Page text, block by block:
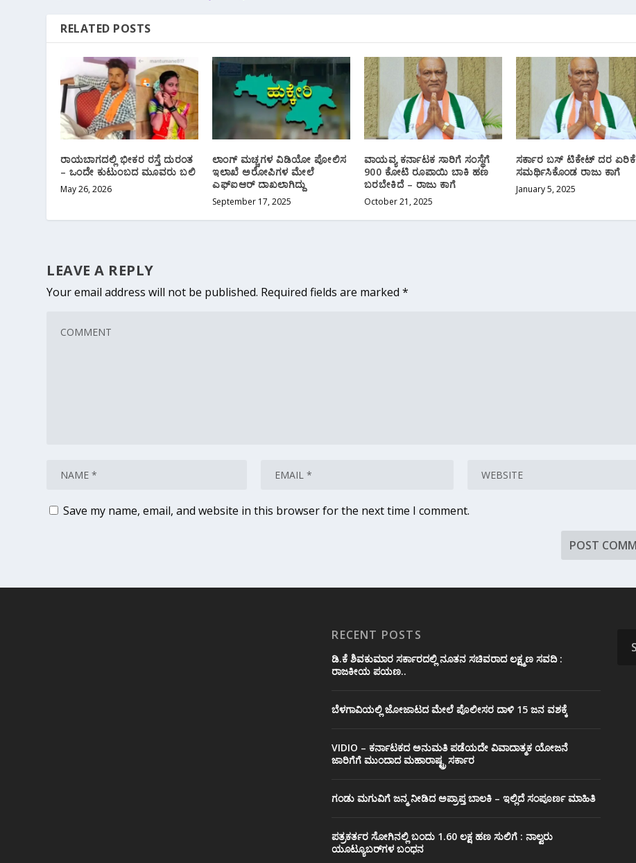
RELATED POSTS
ರಾಯಬಾಗದಲ್ಲಿ ಭೀಕರ ರಸ್ತೆ ದುರಂತ
– ಒಂದೇ ಕುಟುಂಬದ ಮೂವರು ಬಲಿ
May 26, 2026
ಲಾಂಗ್ ಮಚ್ಚಗಳ ವಿಡಿಯೋ ಪೋಲಿಸ
ಇಲಾಖೆ ಅರೋಪಿಗಳ ಮೇಲೆ
ಎಫ್‌ಐಆರ್ ದಾಖಲಾಗಿದ್ದು
September 17, 2025
ವಾಯವ್ಯ ಕರ್ನಾಟಕ ಸಾರಿಗೆ ಸಂಸ್ಥೆಗೆ
900 ಕೋಟಿ ರೂಪಾಯಿ ಬಾಕಿ ಹಣ
ಬರಬೇಕಿದೆ – ರಾಜು ಕಾಗೆ
October 21, 2025
ಸರ್ಕಾರ ಬಸ್ ಟಿಕೇಟ್ ದರ ಏರಿಕೆ
ಸಮರ್ಥಿಸಿಕೊಂಡ ರಾಜು ಕಾಗೆ
January 5, 2025
LEAVE A REPLY
Your email address will not be published. Required fields are marked*
Save my name, email, and website in this browser for the next time I comment.
RECENT POSTS
ಡಿ.ಕೆ ಶಿವಕುಮಾರ ಸರ್ಕಾರದಲ್ಲಿ ನೂತನ ಸಚಿವರಾದ ಲಕ್ಷ್ಮಣ ಸವದಿ :
ರಾಜಕೀಯ ಪಯಣ..
ಬೆಳಗಾವಿಯಲ್ಲಿ ಜೋಜಾಟದ ಮೇಲೆ ಪೊಲೀಸರ ದಾಳಿ 15 ಜನ ವಶಕ್ಕೆ
VIDIO – ಕರ್ನಾಟಕದ ಅನುಮತಿ ಪಡೆಯದೇ ವಿವಾದಾತ್ಮಕ ಯೋಜನೆ
ಜಾರಿಗೆಗೆ ಮುಂದಾದ ಮಹಾರಾಷ್ಟ್ರ ಸರ್ಕಾರ
ಗಂಡು ಮಗುವಿಗೆ ಜನ್ಮ ನೀಡಿದ ಅಪ್ರಾಪ್ತ ಬಾಲಕಿ – ಇಲ್ಲಿದೆ ಸಂಪೂರ್ಣ ಮಾಹಿತಿ
ಪತ್ರಕರ್ತರ ಸೋಗಿನಲ್ಲಿ ಬಂದು 1.60 ಲಕ್ಷ ಹಣ ಸುಲಿಗೆ : ನಾಲ್ವರು
ಯೂಟ್ಯೂಬರ್‌ಗಳ ಬಂಧನ